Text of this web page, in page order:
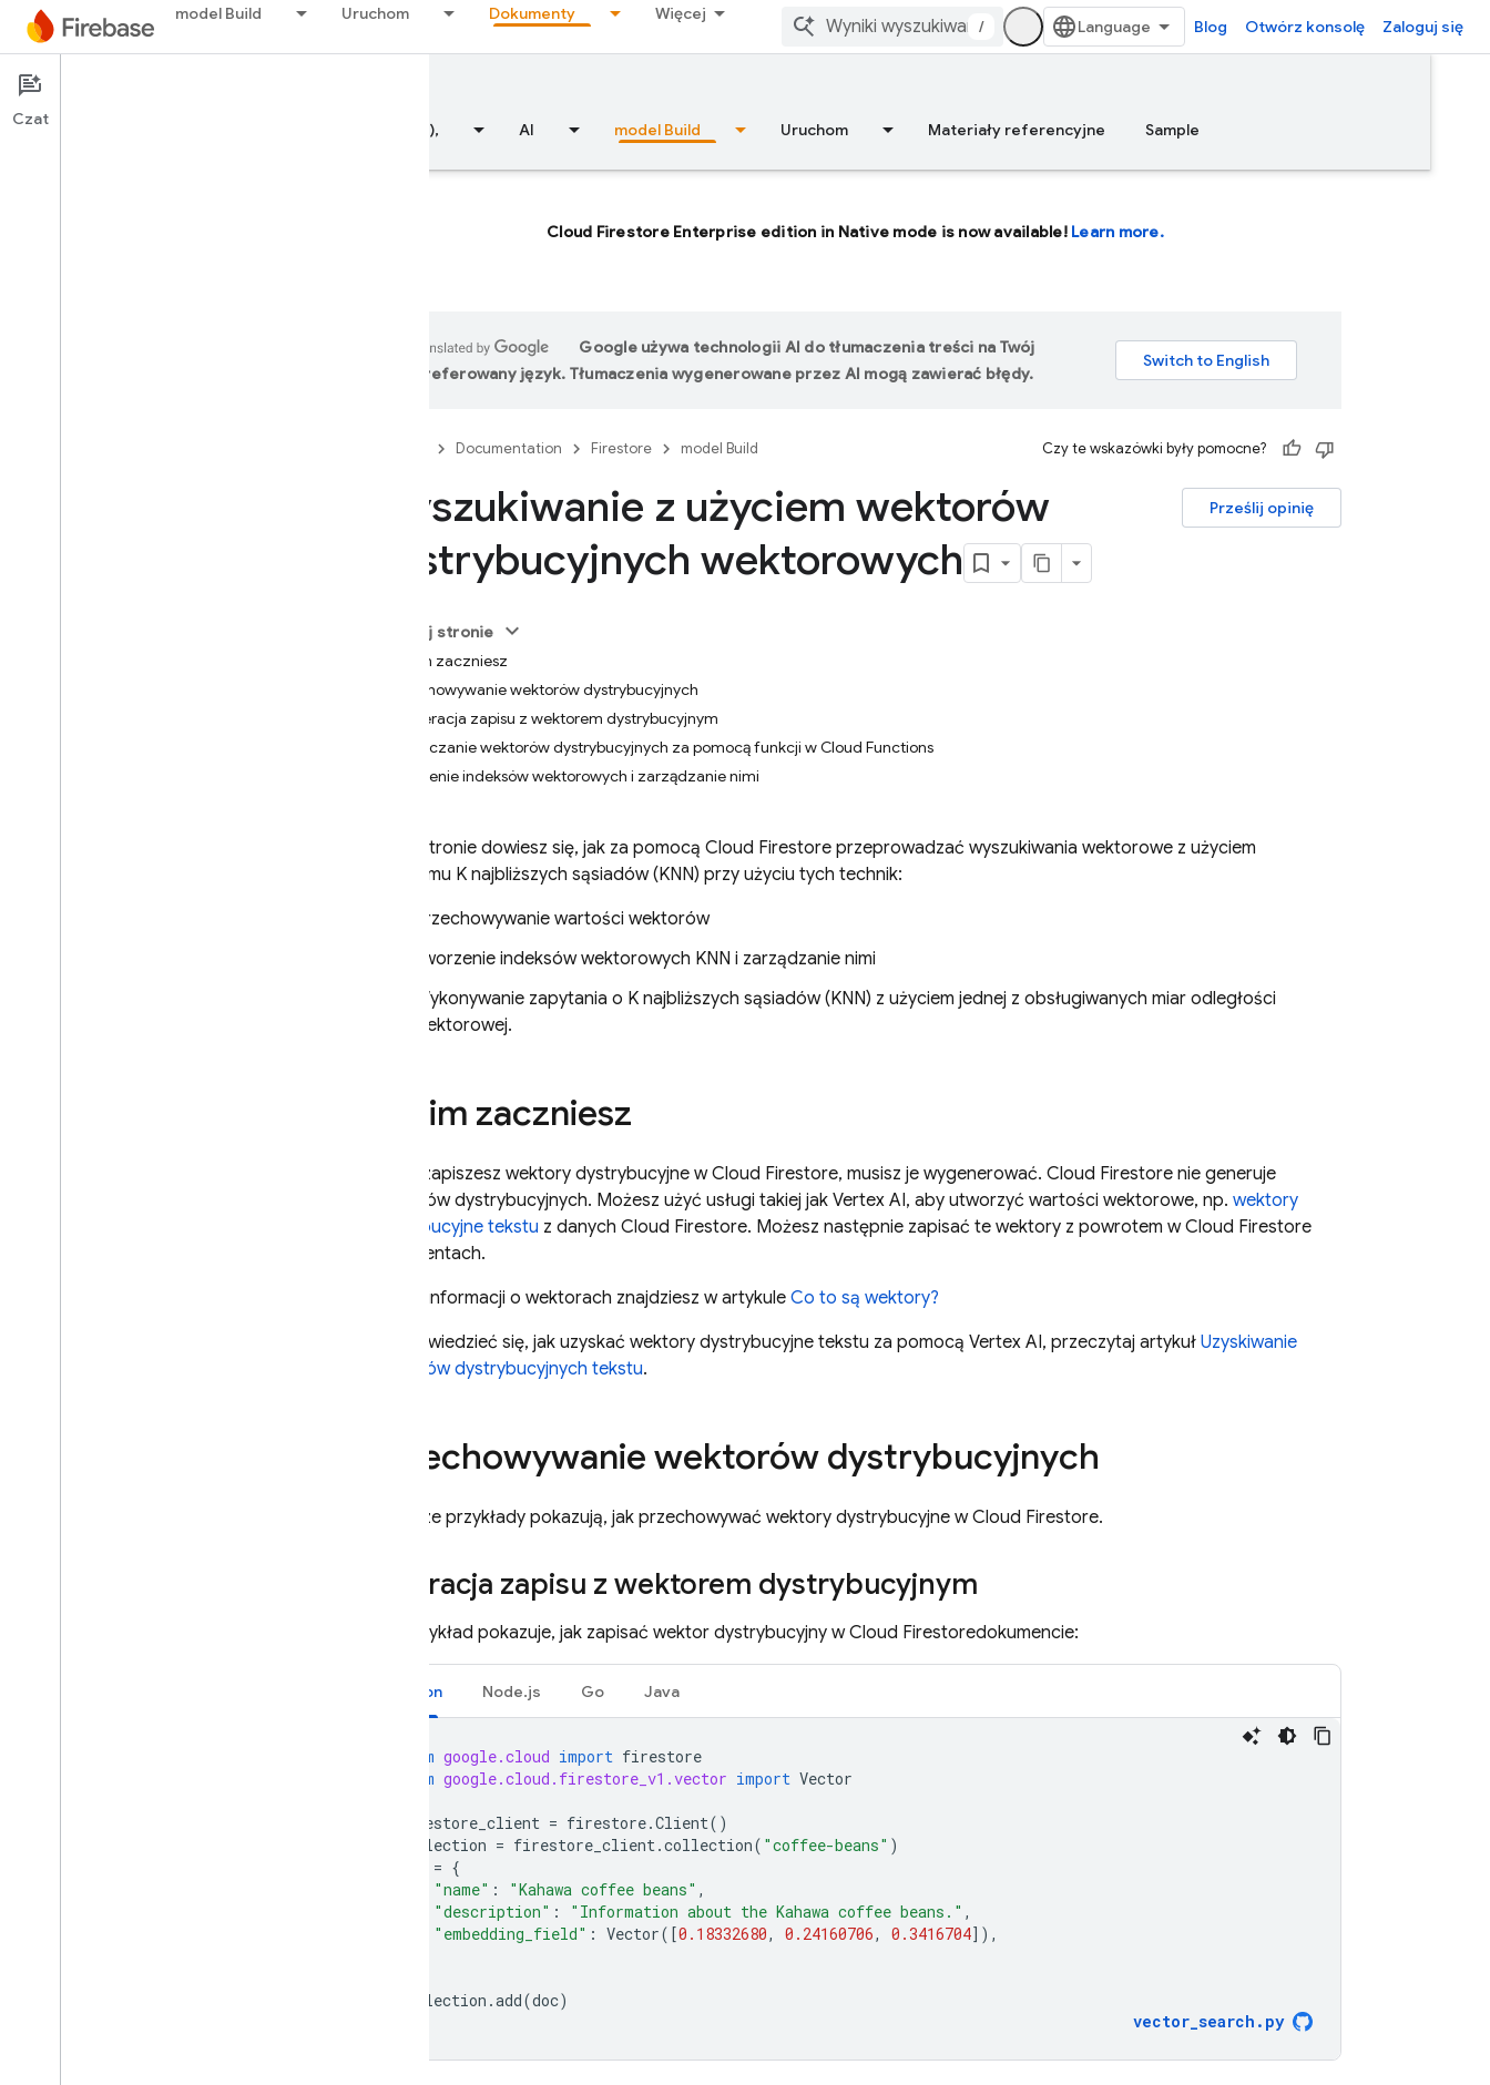
model Build Uruchom Dokumenty Więcej
/ Blog Otwórz konsolę Zaloguj się
Documentation
Przegląd Fundamentals (Podstawowe informacje), AI model Build Uruchom Materiały referencyjne Sample
Cloud Firestore Enterprise edition in Native mode is now available! Learn more.
Google używa technologii AI do tłumaczenia treści na Twój
preferowany język. Tłumaczenia wygenerowane przez AI mogą zawierać błędy.
Documentation Firestore model Build Czy te wskazówki były pomocne?
Prześlij opinię
Wyszukiwanie z użyciem wektorów
dystrybucyjnych wektorowych
Na tej stronie
Zanim zaczniesz
Przechowywanie wektorów dystrybucyjnych
Operacja zapisu z wektorem dystrybucyjnym
Obliczanie wektorów dystrybucyjnych za pomocą funkcji w Cloud Functions
Tworzenie indeksów wektorowych i zarządzanie nimi
Na tej stronie dowiesz się, jak za pomocą Cloud Firestore przeprowadzać wyszukiwania wektorowe z użyciem
algorytmu K najbliższych sąsiadów (KNN) przy użyciu tych technik:
Przechowywanie wartości wektorów
Tworzenie indeksów wektorowych KNN i zarządzanie nimi
Wykonywanie zapytania o K najbliższych sąsiadów (KNN) z użyciem jednej z obsługiwanych miar odległości
wektorowej.
Zanim zaczniesz
Zanim zapiszesz wektory dystrybucyjne wCloud Firestore, musisz je wygenerować. Cloud Firestore nie generuje
wektorów dystrybucyjnych. Możesz użyć usługi takiej jak Vertex AI, aby utworzyć wartości wektorowe, np. wektory
dystrybucyjne tekstu z danych Cloud Firestore. Możesz następnie zapisać te wektory z powrotem wCloud Firestore
dokumentach.
Więcej informacji o wektorach znajdziesz w artykule Co to są wektory?
Aby dowiedzieć się, jak uzyskać wektory dystrybucyjne tekstu za pomocą Vertex AI, przeczytaj artykuł Uzyskiwanie
wektorów dystrybucyjnych tekstu.
Przechowywanie wektorów dystrybucyjnych
Poniższe przykłady pokazują, jak przechowywać wektory dystrybucyjne wCloud Firestore.
Operacja zapisu z wektorem dystrybucyjnym
Ten przykład pokazuje, jak zapisać wektor dystrybucyjny wCloud Firestoredokumencie:
Python Node.js Go Java
from google.cloud import firestore
from google.cloud.firestore_v1.vector import Vector
firestore_client = firestore.Client()
collection = firestore_client.collection( "coffee-beans" )
= {
"name" : "Kahawa coffee beans" ,
"description" : "Information about the Kahawa coffee beans." ,
"embedding_field" : Vector([0.18332680, 0.24160706, 0.3416704]),
collection .add(doc)
vector_search . py
Czat